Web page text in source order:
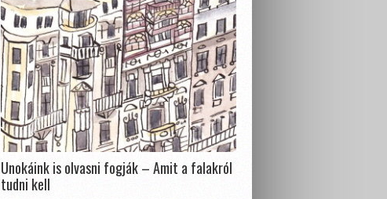
Unokáink is olvasni fogják – Amit a falakról
tudni kell